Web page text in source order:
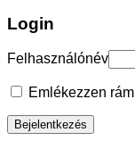
Login
Felhasználónév
Emlékezzen rám